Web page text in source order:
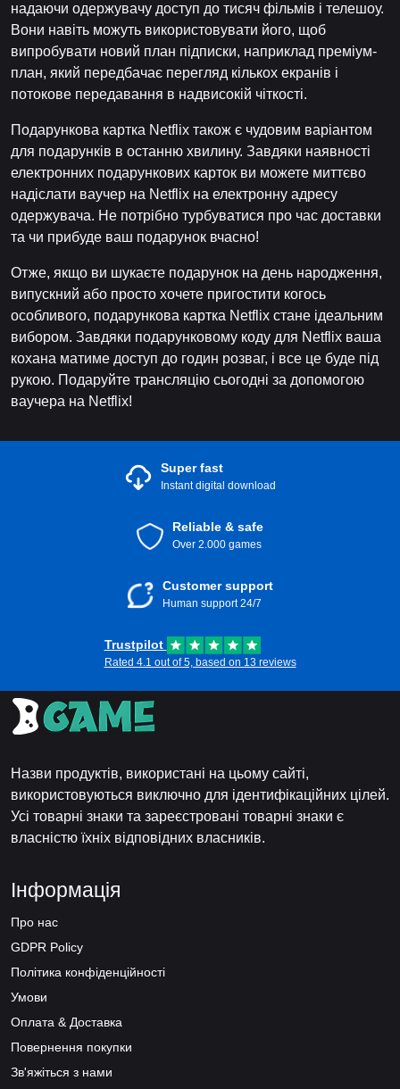
надаючи одержувачу доступ до тисяч фільмів і телешоу.
Вони навіть можуть використовувати його, щоб
випробувати новий план підписки, наприклад преміум-
план, який передбачає перегляд кількох екранів і
потокове передавання в надвисокій чіткості.
Подарункова картка Netflix також є чудовим варіантом
для подарунків в останню хвилину. Завдяки наявності
електронних подарункових карток ви можете миттєво
надіслати ваучер на Netflix на електронну адресу
одержувача. Не потрібно турбуватися про час доставки
та чи прибуде ваш подарунок вчасно!
Отже, якщо ви шукаєте подарунок на день народження,
випускний або просто хочете пригостити когось
особливого, подарункова картка Netflix стане ідеальним
вибором. Завдяки подарунковому коду для Netflix ваша
кохана матиме доступ до годин розваг, і все це буде під
рукою. Подаруйте трансляцію сьогодні за допомогою
ваучера на Netflix!
Super fast
Instant digital download
Reliable & safe
Over 2.000 games
Customer support
Human support 24/7
Trustpilot
Rated 4.1 out of 5, based on 13 reviews
Назви продуктів, використані на цьому сайті,
використовуються виключно для ідентифікаційних цілей.
Усі товарні знаки та зареєстровані товарні знаки є
власністю їхніх відповідних власників.
Інформація
Про нас
GDPR Policy
Політика конфіденційності
Умови
Оплата & Доставка
Повернення покупки
Зв'яжіться з нами